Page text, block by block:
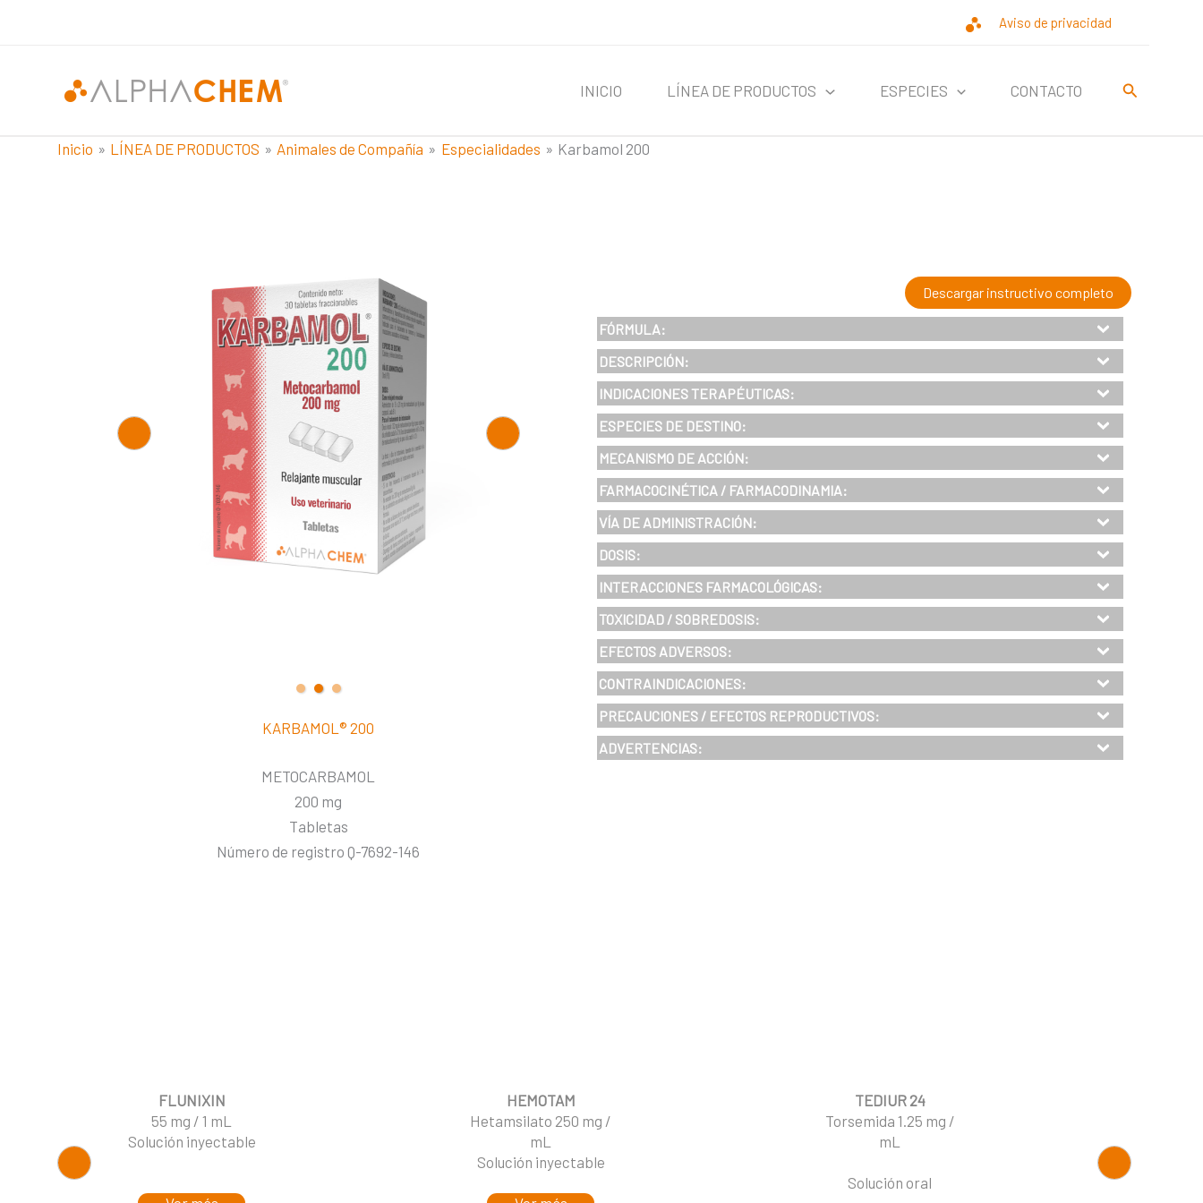
Aviso de privacidad
INICIO LÍNEA DE PRODUCTOS ESPECIES CONTACTO Buscar
Inicio LÍNEA DE PRODUCTOS Animales de Compañía Especialidades Karbamol 200
KARBAMOL® 200
METOCARBAMOL
200 mg
Tabletas
Número de registro Q-7692-146
Descargar instructivo completo
FÓRMULA:
DESCRIPCIÓN:
INDICACIONES TERAPÉUTICAS:
ESPECIES DE DESTINO:
MECANISMO DE ACCIÓN:
FARMACOCINÉTICA / FARMACODINAMIA:
VÍA DE ADMINISTRACIÓN:
DOSIS:
INTERACCIONES FARMACOLÓGICAS:
TOXICIDAD / SOBREDOSIS:
EFECTOS ADVERSOS:
CONTRAINDICACIONES:
PRECAUCIONES / EFECTOS REPRODUCTIVOS:
ADVERTENCIAS:
FLUNIXIN
55 mg / 1 mL
Solución inyectable
HEMOTAM
Hetamsilato 250 mg /
mL
Solución inyectable
TEDIUR 24
Torsemida 1.25 mg /
mL
Solución oral